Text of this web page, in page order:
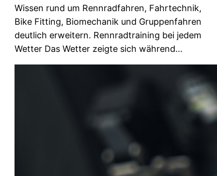
Wissen rund um Rennradfahren, Fahrtechnik,
Bike Fitting, Biomechanik und Gruppenfahren
deutlich erweitern. Rennradtraining bei jedem
Wetter Das Wetter zeigte sich während…